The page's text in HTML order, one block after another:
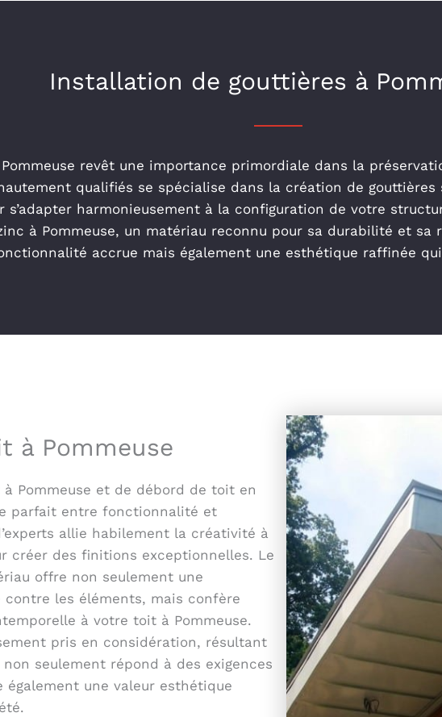
Installation de gouttières à
revêt une importance primordiale dans la
qualifiés se spécialise dans la création de
s’adapter harmonieusement à la configuration de votre
à Pommeuse, un matériau reconnu pour sa durabilité et sa
accrue mais également une esthétique raffinée
à Pommeuse
à Pommeuse et de débord de toit en
parfait entre fonctionnalité et
allie habilement la créativité à
créer des finitions exceptionnelles. Le
offre non seulement une
les éléments, mais confère
à votre toit à Pommeuse.
pris en considération, résultant
seulement répond à des exigences
une valeur esthétique